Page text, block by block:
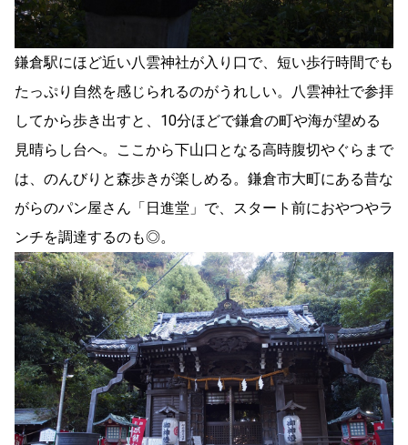
鎌倉駅にほど近い八雲神社が入り口で、短い歩行時間でも
たっぷり自然を感じられるのがうれしい。八雲神社で参拝
してから歩き出すと、10分ほどで鎌倉の町や海が望める
見晴らし台へ。ここから下山口となる高時腹切やぐらまで
は、のんびりと森歩きが楽しめる。鎌倉市大町にある昔な
がらのパン屋さん「日進堂」で、スタート前におやつやラ
ンチを調達するのも◎。